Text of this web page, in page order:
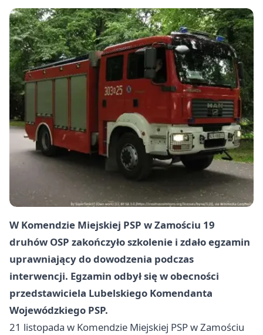
W Komendzie Miejskiej PSP w Zamościu 19
druhów OSP zakończyło szkolenie i zdało egzamin
uprawniający do dowodzenia podczas
interwencji. Egzamin odbył się w obecności
przedstawiciela Lubelskiego Komendanta
Wojewódzkiego PSP.
21 listopada w Komendzie Miejskiej PSP w Zamościu